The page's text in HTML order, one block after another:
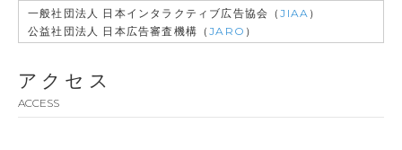
一般社団法人 日本インタラクティブ広告協会（JIAA ）
公益社団法人 日本広告審査機構（JARO ）
アクセス
ACCESS